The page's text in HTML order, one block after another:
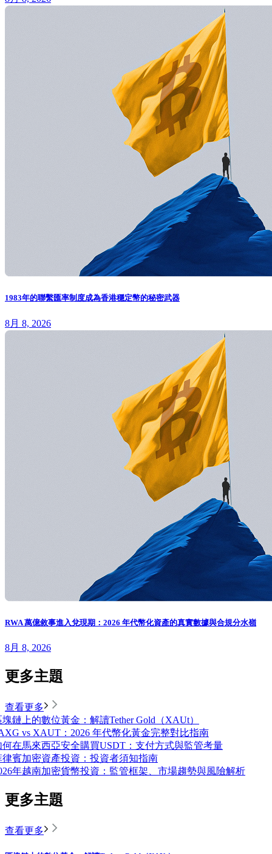
1983年的聯繫匯率制度成為香港穩定幣的秘密武器
8月 8, 2026
RWA 萬億敘事進入兌現期：2026 年代幣化資產的真實數據與合規分水嶺
8月 8, 2026
更多主題
查看更多
塊鏈上的數位黃金：解讀Tether Gold（XAUt）
vs XAUT：2026 年代幣化黃金完整對比指南
何在馬來西亞安全購買USDT：支付方式與監管考量
律賓加密資產投資：投資者須知指南
年越南加密貨幣投資：監管框架、市場趨勢與風險解析
更多主題
查看更多